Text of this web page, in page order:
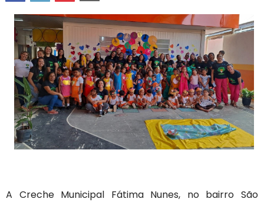
A Creche Municipal Fátima Nunes, no bairro São